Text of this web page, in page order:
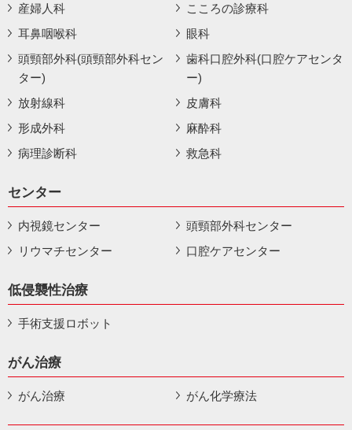
産婦人科
こころの診療科
耳鼻咽喉科
眼科
頭頸部外科(頭頸部外科セン
ター)
歯科口腔外科(口腔ケアセンタ
ー)
放射線科
皮膚科
形成外科
麻酔科
病理診断科
救急科
センター
内視鏡センター
頭頸部外科センター
リウマチセンター
口腔ケアセンター
低侵襲性治療
手術支援ロボット
がん治療
がん治療 がん化学療法